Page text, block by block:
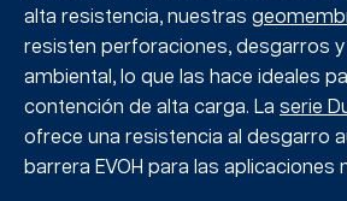
alta resistencia, nuestras
resisten perforaciones, desgarros
ambiental, lo que las hace ideales
contención de alta carga. La serie
ofrece una resistencia al desgarro
barrera EVOH para las aplicaciones